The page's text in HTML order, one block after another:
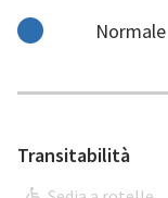
Normale
Transitabilità